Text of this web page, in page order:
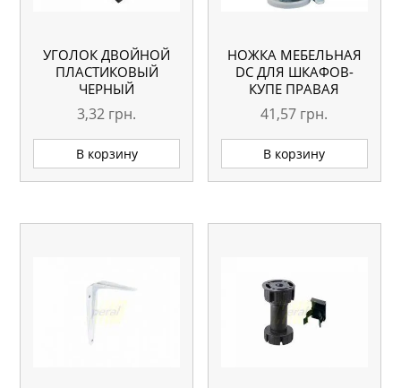
УГОЛОК ДВОЙНОЙ
ПЛАСТИКОВЫЙ
ЧЕРНЫЙ
3,32 грн.
В корзину
НОЖКА МЕБЕЛЬНАЯ
DC ДЛЯ ШКАФОВ-
КУПЕ ПРАВАЯ
41,57 грн.
В корзину